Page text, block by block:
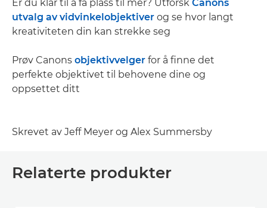
Er du klar til å få plass til mer? Utforsk Canons
utvalg av vidvinkelobjektiver og se hvor langt
kreativiteten din kan strekke seg
Prøv Canons objektivvelger for å finne det
perfekte objektivet til behovene dine og
oppsettet ditt
Skrevet av Jeff Meyer og Alex Summersby
Relaterte produkter